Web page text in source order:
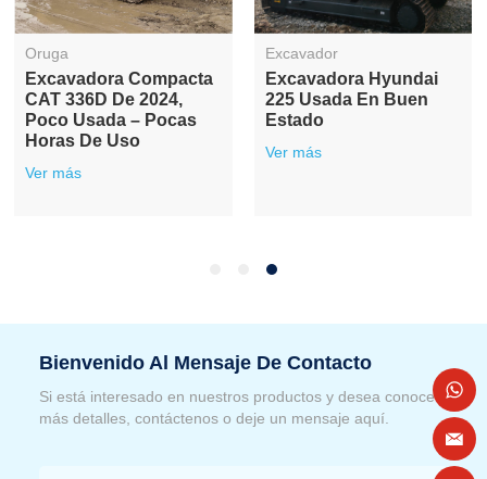
Oruga
Excavadora Compacta
CAT 336D De 2024,
Poco Usada – Pocas
Horas De Uso
Ver más
Excavador
Excavadora Hyundai
225 Usada En Buen
Estado
Ver más
Bienvenido Al Mensaje De Contacto
Si está interesado en nuestros productos y desea conocer
más detalles, contáctenos o deje un mensaje aquí.